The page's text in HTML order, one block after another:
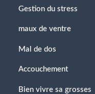
Gestion du stress
maux de ventre
Mal de dos
Accouchement
Bien vivre sa grosses